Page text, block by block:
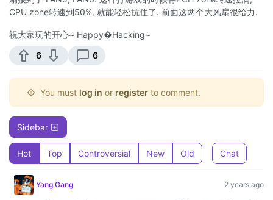
CPU zone转速到50%, 就能轻松抗住了. 前面这两个大风扇很给力.
祝大家玩的开心~ Happy�Hacking~
6
6
You must log in or register to comment.
Sidebar
Hot Top Controversial New Old Chat
Yang Gang 2 years ago